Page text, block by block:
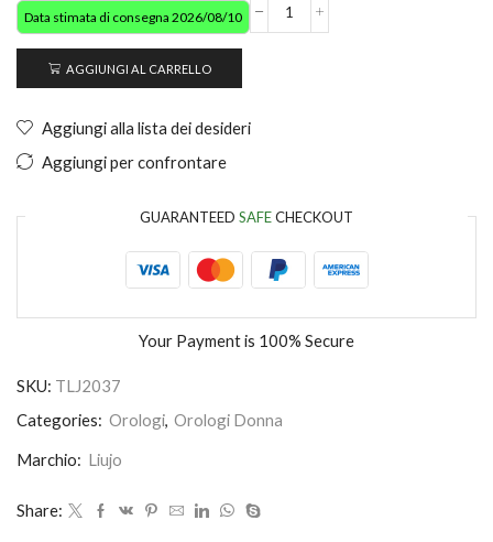
Data stimata di consegna 2026/08/10
AGGIUNGI AL CARRELLO
Aggiungi alla lista dei desideri
Aggiungi per confrontare
GUARANTEED SAFECHECKOUT
Your Payment is 100% Secure
SKU: TLJ2037
Categories: Orologi, Orologi Donna
Marchio: Liujo
Share: